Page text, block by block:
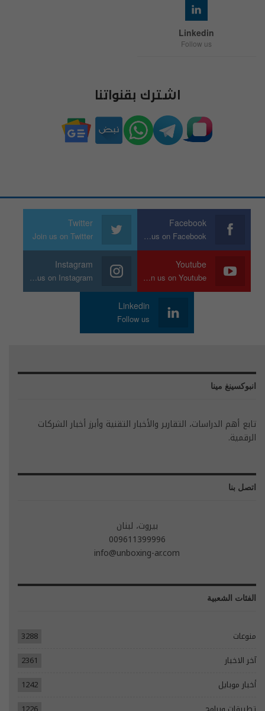
Linkedin
Follow us
اشترك بقنواتنا
Facebook
Join us on Facebook
Twitter
Join us on Twitter
Youtube
Join us on Youtube
Instagram
Join us on Instagram
Linkedin
Follow us
انبوكسينغ مينا
تابع أهم الدراسات، التقارير والأخبار التقنية وأبرز أخبار الشركات
الرقمية.
اتصل بنا
بيروت، لبنان
009611399996
info@unboxing-ar.com
الفئات الشعبية
منوعات
3288
آخر الاخبار
2361
أخبار موبايل
1242